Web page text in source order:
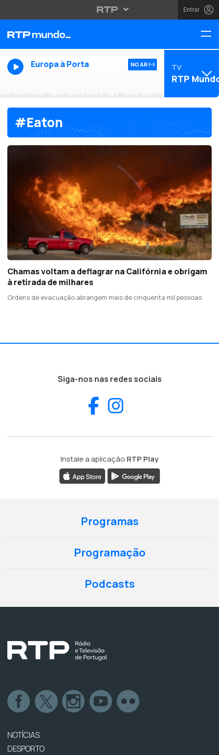
Entrar
Europa à Porta NO AR TV
RTP
#Eaton
Chamas voltam a deflagrar na Califórnia e obrigam
à retirada de milhares
Ordens de evacuação abrangem mais de cinquenta mil pessoas
Siga-nos nas redes sociais
Facebook
Instale a aplicação RTP Play
Programas
Programação
Podcasts
NOTÍCIAS
DESPORTO